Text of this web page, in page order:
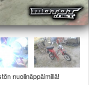
nuolinäppäimillä!